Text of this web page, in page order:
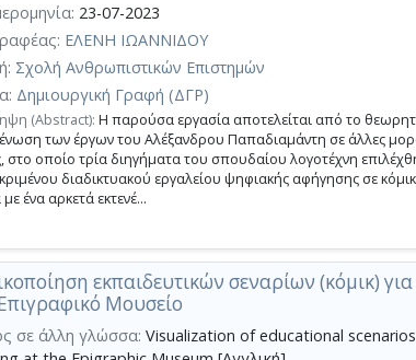
23-07-2023
ΕΛΕΝΗ ΙΩΑΝΝΙΔΟΥ
Σχολή Ανθρωπιστικών Επιστημών
Δημιουργική Γραφή (ΔΓΡ)
(Abstract): Η παρούσα εργασία αποτελείται από το
των έργων του Αλέξανδρου Παπαδιαμάντη σε άλλες
στο οποίο τρία διηγήματα του σπουδαίου λογοτέχνη
διαδικτυακού εργαλείου ψηφιακής αφήγησης σε
με ένα αρκετά εκτενέ...
εκπαιδευτικών σεναρίων (κόμικ)
Μουσείο
σε άλλη γλώσσα: Visualization of educational